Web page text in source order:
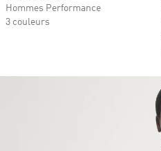
Hommes Performance
3 couleurs